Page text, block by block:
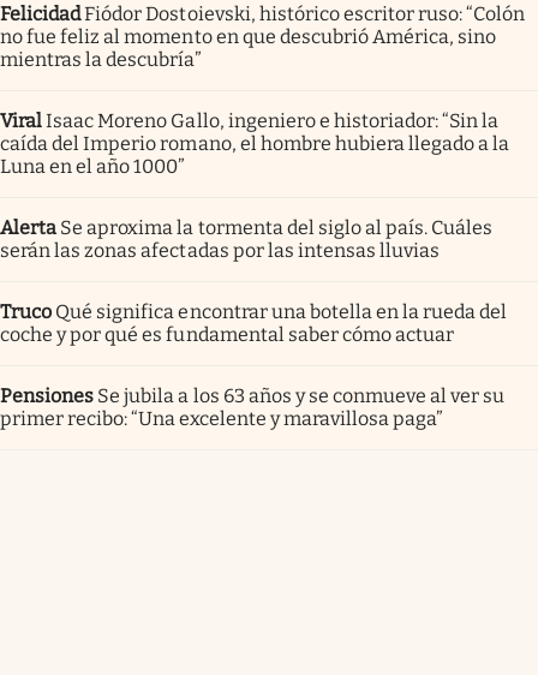
FelicidadFiódor Dostoievski, histórico escritor ruso: “Colón
no fue feliz al momento en que descubrió América, sino
mientras la descubría”
ViralIsaac Moreno Gallo, ingeniero e historiador: “Sin la
caída del Imperio romano, el hombre hubiera llegado a la
Luna en el año 1000”
Alerta Se aproxima la tormenta del siglo al país. Cuáles
serán las zonas afectadas por las intensas lluvias
Truco Qué significa encontrar una botella en la rueda del
coche y por qué es fundamental saber cómo actuar
Pensiones Se jubila a los 63 años y se conmueve al ver su
primer recibo: “Una excelente y maravillosa paga”